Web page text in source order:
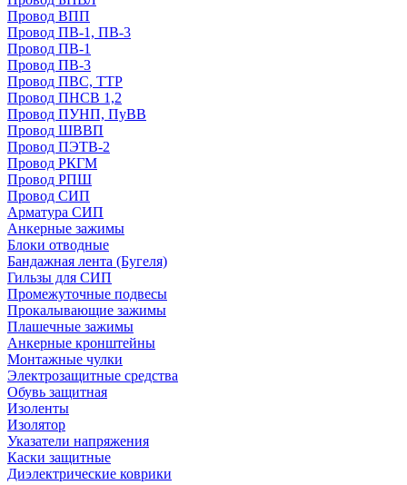
Провод ВПП
Провод ПВ-1, ПВ-3
Провод ПВ-1
Провод ПВ-3
Провод ПВС, ТТР
Провод ПНСВ 1,2
Провод ПУНП, ПуВВ
Провод ШВВП
Провод ПЭТВ-2
Провод РКГМ
Провод РПШ
Провод СИП
Арматура СИП
Анкерные зажимы
Блоки отводные
Бандажная лента (Бугеля)
Гильзы для СИП
Промежуточные подвесы
Прокалывающие зажимы
Плашечные зажимы
Анкерные кронштейны
Монтажные чулки
Электрозащитные средства
Обувь защитная
Изоленты
Изолятор
Указатели напряжения
Каски защитные
Диэлектрические коврики